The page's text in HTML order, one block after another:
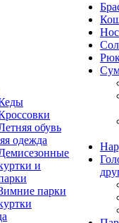
обувь
одежда
и
парки